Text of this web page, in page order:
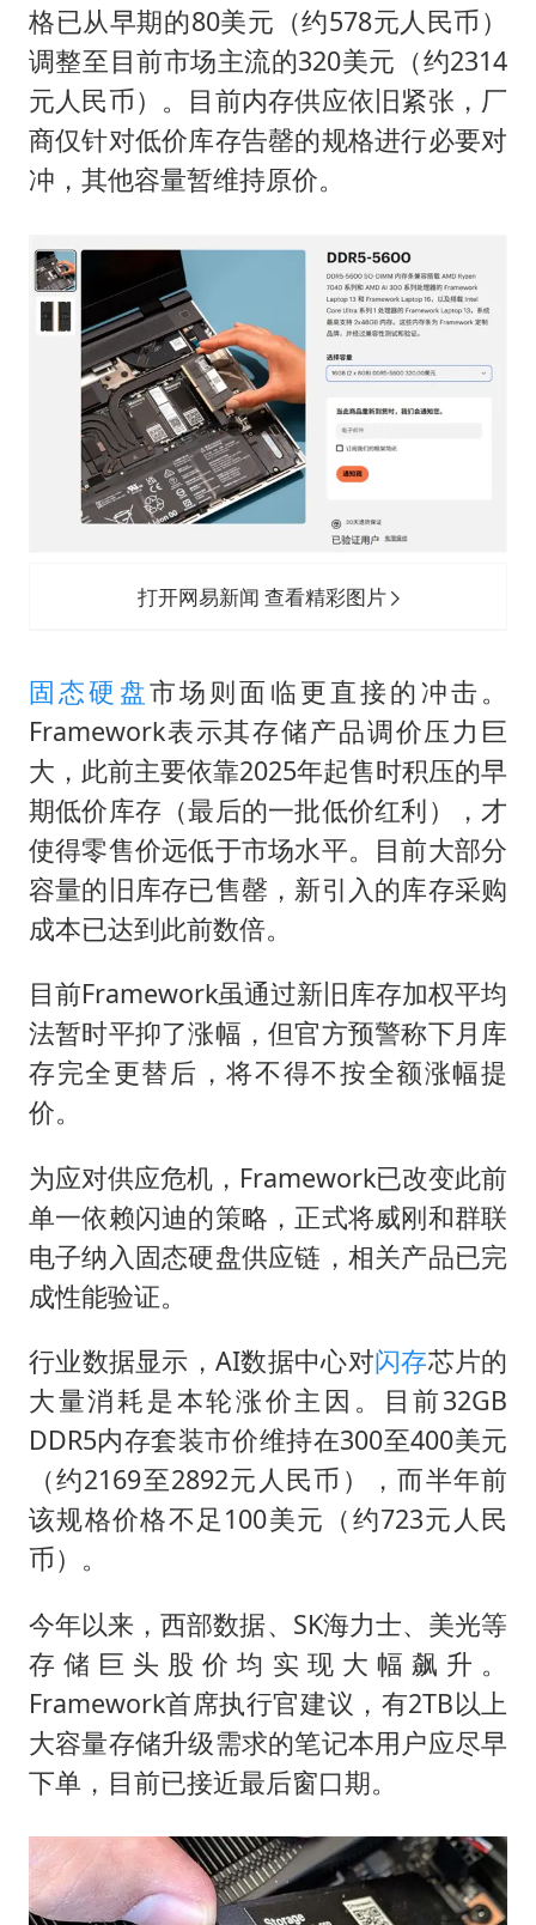
格已从早期的80美元（约578元人民币）
调整至目前市场主流的320美元（约2314
元人民币）。目前内存供应依旧紧张，厂
商仅针对低价库存告罄的规格进行必要对
冲，其他容量暂维持原价。
打开网易新闻 查看精彩图片
固态硬盘市场则面临更直接的冲击。
Framework表示其存储产品调价压力巨
大，此前主要依靠2025年起售时积压的早
期低价库存（最后的一批低价红利），才
使得零售价远低于市场水平。目前大部分
容量的旧库存已售罄，新引入的库存采购
成本已达到此前数倍。
目前Framework虽通过新旧库存加权平均
法暂时平抑了涨幅，但官方预警称下月库
存完全更替后，将不得不按全额涨幅提
价。
为应对供应危机，Framework已改变此前
单一依赖闪迪的策略，正式将威刚和群联
电子纳入固态硬盘供应链，相关产品已完
成性能验证。
行业数据显示，AI数据中心对闪存芯片的
大量消耗是本轮涨价主因。目前32GB
DDR5内存套装市价维持在300至400美元
（约2169至2892元人民币），而半年前
该规格价格不足100美元（约723元人民
币）。
今年以来，西部数据、SK海力士、美光等
存储巨头股价均实现大幅飙升。
Framework首席执行官建议，有2TB以上
大容量存储升级需求的笔记本用户应尽早
下单，目前已接近最后窗口期。